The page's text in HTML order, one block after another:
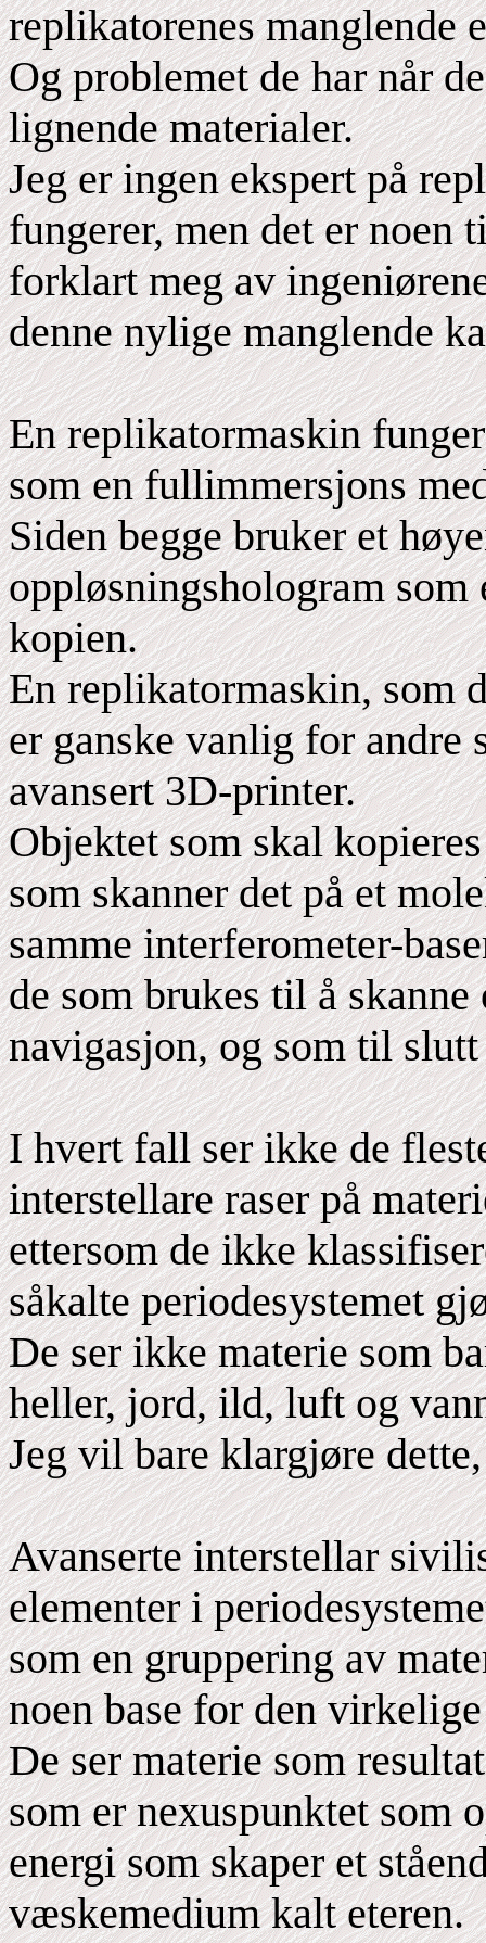
replikatorenes manglende
Og problemet de har når
lignende materialer.
Jeg er ingen ekspert på
fungerer, men det er
forklart meg av
denne nylige manglende
En replikatormaskin
som en fullimmersjons
Siden begge bruker et
oppløsningshologram
kopien.
En replikatormaskin, som
er ganske vanlig for andre
avansert 3D-printer.
Objektet som skal
som skanner det på et
samme interferometer-
de som brukes til å
navigasjon, og som til
I hvert fall ser ikke de
interstellare raser på
ettersom de ikke
såkalte periodesystemet
De ser ikke materie som
heller, jord, ild, luft og
Jeg vil bare klargjøre
Avanserte interstellar
elementer i
som en gruppering av
noen base for den
De ser materie som
som er nexuspunktet som
energi som skaper et
væskemedium kalt eteren.